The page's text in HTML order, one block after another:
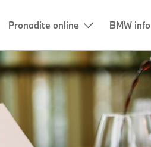
Pronađite online BMW info